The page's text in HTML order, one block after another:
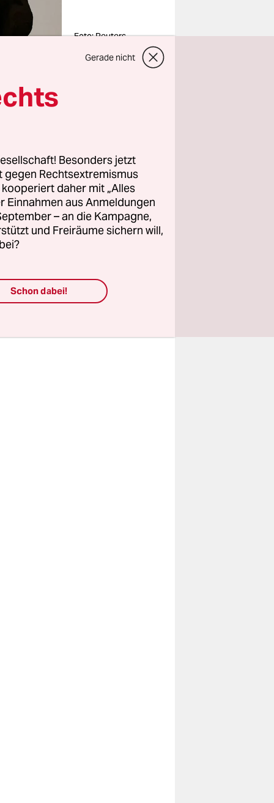
Foto: Reuters
Gerade nicht
Besonders jetzt
gegen Rechtsextremismus
daher mit „Alles
Einnahmen aus Anmeldungen
– an die Kampagne,
und Freiräume sichern will,
Schon dabei!